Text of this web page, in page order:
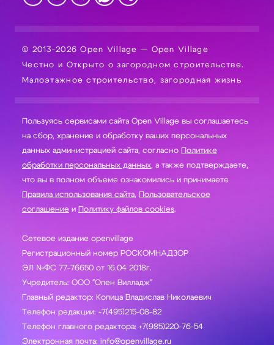
© 2013-2026 Open Village — Open Village
Честно и Открыто о загородном строительстве.
Малоэтажное строительство, загородная жизнь
Пользуясь сервисами сайта Open Village вы соглашаетесь
на сбор, хранение и обработку ваших персональных
данных администрацией сайта, согласно Политике
обработки персональных данных, а также подтверждаете,
что вы в полном объеме ознакомились и принимаете
Правила использования сайта, Пользовательское
соглашение и Политику файлов cookies.
Сетевое издание openvillage
Регистрационный номер РОСКОМНАДЗОР
ЭЛ №ФС 77-76650 от 16.04 2018г.
Учредитель: ООО "Опен Вилладж"
Главный редактор: Копица Владислав Николаевич
Телефон редакции: +7(495)215-08-82
Телефон главного редактора: +7(985)220-76-54
Электронная почта: info@openvillage.ru